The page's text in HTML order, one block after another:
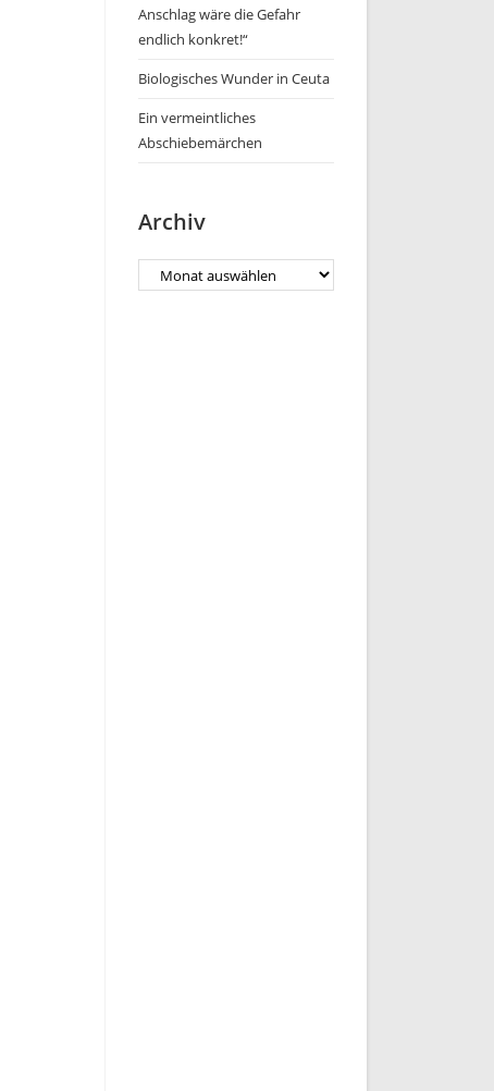
Anschlag wäre die Gefahr
endlich konkret!“
Biologisches Wunder in Ceuta
Ein vermeintliches
Abschiebemärchen
Archiv
Archiv